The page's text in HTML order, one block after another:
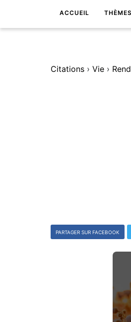
ACCUEIL THÈMES
Citations › Vie ›
PARTAGER SUR FACEBOOK